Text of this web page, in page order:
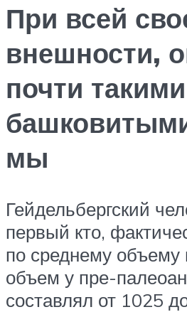
При всей
внешности,
почти
мы
Гейдельбергский
первый кто,
по среднему объему
объем у пре-
составлял от 1025